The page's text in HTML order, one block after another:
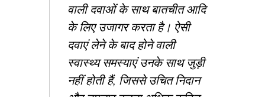
वाली दवाओं के साथ बातचीत आदि
के लिए उजागर करता है। ऐसी
दवाएं लेने के बाद होने वाली
स्वास्थ्य समस्याएं उनके साथ जुड़ी
नहीं होती हैं, जिससे उचित निदान